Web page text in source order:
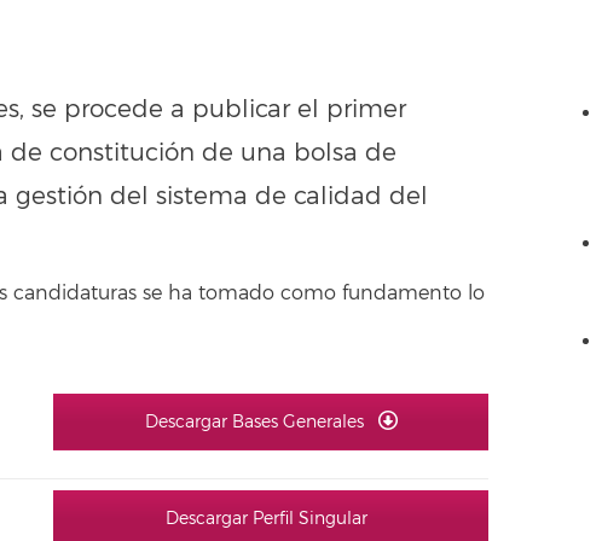
se procede a publicar el primer
constitución de una bolsa de
del sistema de calidad del
candidaturas se ha tomado como fundamento lo
Descargar Bases Generales
Descargar Perfil Singular